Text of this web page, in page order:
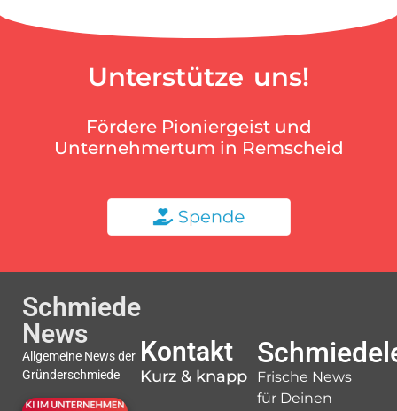
Unterstütze uns!
Fördere Pioniergeist und
Unternehmertum in Remscheid
Schmiede
News
Allgemeine News der
Gründerschmiede
Kontakt
Kurz & knapp
Frische News
für Deinen